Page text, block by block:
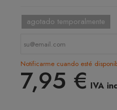
agotado temporalmente
Notificarme cuando esté
7,95 € IVA